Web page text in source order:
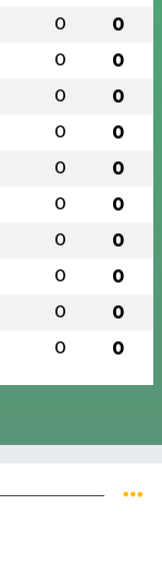
0 0
0 0
0 0
0 0
0 0
0 0
0 0
0 0
0 0
0 0